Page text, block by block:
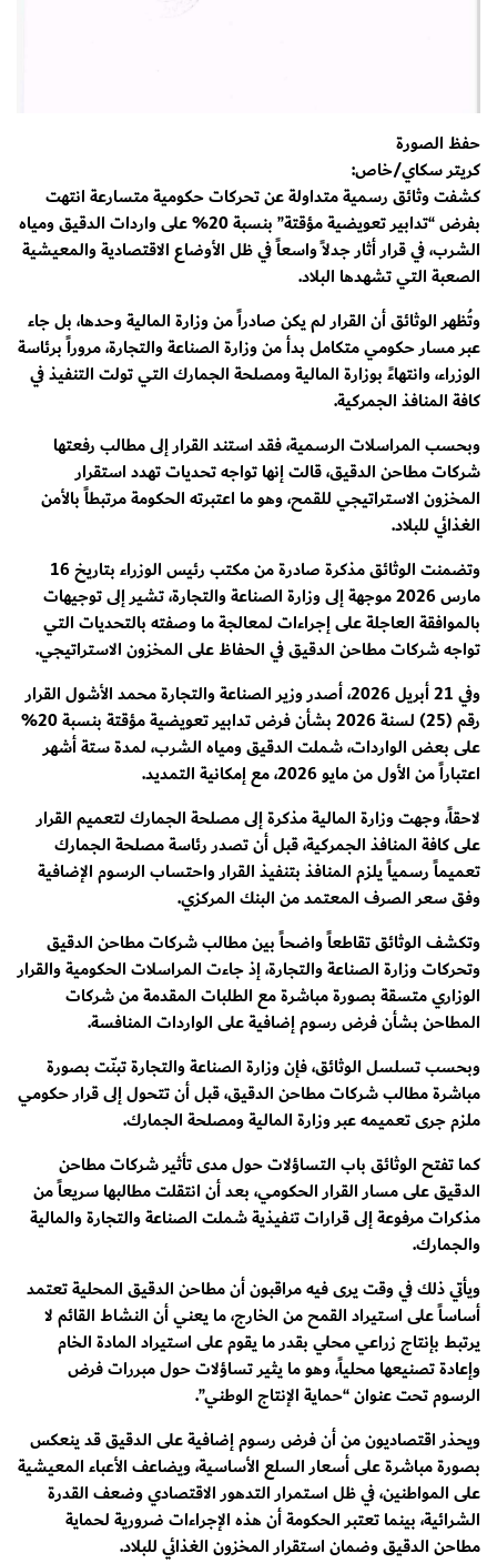
حفظ الصورة
كريتر سكاي/خاص:
كشفت وثائق رسمية متداولة عن تحركات حكومية متسارعة انتهت
بفرض “تدابير تعويضية مؤقتة” بنسبة 20% على واردات الدقيق ومياه
الشرب، في قرار أثار جدلاً واسعاً في ظل الأوضاع الاقتصادية والمعيشية
الصعبة التي تشهدها البلاد.
وتُظهر الوثائق أن القرار لم يكن صادراً من وزارة المالية وحدها، بل جاء
عبر مسار حكومي متكامل بدأ من وزارة الصناعة والتجارة، مروراً برئاسة
الوزراء، وانتهاءً بوزارة المالية ومصلحة الجمارك التي تولت التنفيذ في
كافة المنافذ الجمركية.
وبحسب المراسلات الرسمية، فقد استند القرار إلى مطالب رفعتها
شركات مطاحن الدقيق، قالت إنها تواجه تحديات تهدد استقرار
المخزون الاستراتيجي للقمح، وهو ما اعتبرته الحكومة مرتبطاً بالأمن
الغذائي للبلاد.
وتضمنت الوثائق مذكرة صادرة من مكتب رئيس الوزراء بتاريخ 16
مارس 2026 موجهة إلى وزارة الصناعة والتجارة، تشير إلى توجيهات
بالموافقة العاجلة على إجراءات لمعالجة ما وصفته بالتحديات التي
تواجه شركات مطاحن الدقيق في الحفاظ على المخزون الاستراتيجي.
وفي 21 أبريل 2026، أصدر وزير الصناعة والتجارة محمد الأشول القرار
رقم (25) لسنة 2026 بشأن فرض تدابير تعويضية مؤقتة بنسبة 20%
على بعض الواردات، شملت الدقيق ومياه الشرب، لمدة ستة أشهر
اعتباراً من الأول من مايو 2026، مع إمكانية التمديد.
لاحقاً، وجهت وزارة المالية مذكرة إلى مصلحة الجمارك لتعميم القرار
على كافة المنافذ الجمركية، قبل أن تصدر رئاسة مصلحة الجمارك
تعميماً رسمياً يلزم المنافذ بتنفيذ القرار واحتساب الرسوم الإضافية
وفق سعر الصرف المعتمد من البنك المركزي.
وتكشف الوثائق تقاطعاً واضحاً بين مطالب شركات مطاحن الدقيق
وتحركات وزارة الصناعة والتجارة، إذ جاءت المراسلات الحكومية والقرار
الوزاري متسقة بصورة مباشرة مع الطلبات المقدمة من شركات
المطاحن بشأن فرض رسوم إضافية على الواردات المنافسة.
وبحسب تسلسل الوثائق، فإن وزارة الصناعة والتجارة تبنّت بصورة
مباشرة مطالب شركات مطاحن الدقيق، قبل أن تتحول إلى قرار حكومي
ملزم جرى تعميمه عبر وزارة المالية ومصلحة الجمارك.
كما تفتح الوثائق باب التساؤلات حول مدى تأثير شركات مطاحن
الدقيق على مسار القرار الحكومي، بعد أن انتقلت مطالبها سريعاً من
مذكرات مرفوعة إلى قرارات تنفيذية شملت الصناعة والتجارة والمالية
والجمارك.
ويأتي ذلك في وقت يرى فيه مراقبون أن مطاحن الدقيق المحلية تعتمد
أساساً على استيراد القمح من الخارج، ما يعني أن النشاط القائم لا
يرتبط بإنتاج زراعي محلي بقدر ما يقوم على استيراد المادة الخام
وإعادة تصنيعها محلياً، وهو ما يثير تساؤلات حول مبررات فرض
الرسوم تحت عنوان “حماية الإنتاج الوطني”.
ويحذر اقتصاديون من أن فرض رسوم إضافية على الدقيق قد ينعكس
بصورة مباشرة على أسعار السلع الأساسية، ويضاعف الأعباء المعيشية
على المواطنين، في ظل استمرار التدهور الاقتصادي وضعف القدرة
الشرائية، بينما تعتبر الحكومة أن هذه الإجراءات ضرورية لحماية
مطاحن الدقيق وضمان استقرار المخزون الغذائي للبلاد.